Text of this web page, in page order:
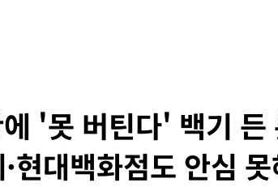
'못 버틴다' 백기 든
현대백화점도 안심